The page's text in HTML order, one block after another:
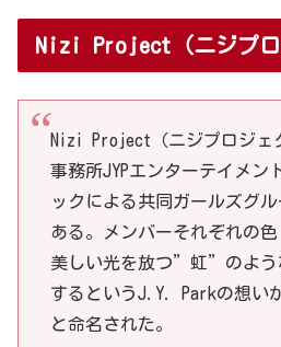
Nizi Project（ニジプロ
Nizi Project（ニジプロジェ
事務所JYPエンターテイメン
ックによる共同ガールズグ
ある。メンバーそれぞれの色
美しい光を放つ”虹”のよう
するというJ.Y. Parkの想い
と命名された。